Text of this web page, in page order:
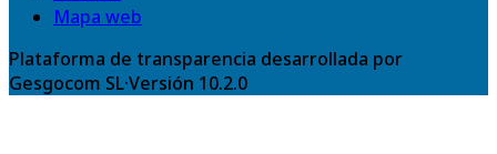
Mapa web
Plataforma de transparencia desarrollada por
Gesgocom SL·Versión 10.2.0